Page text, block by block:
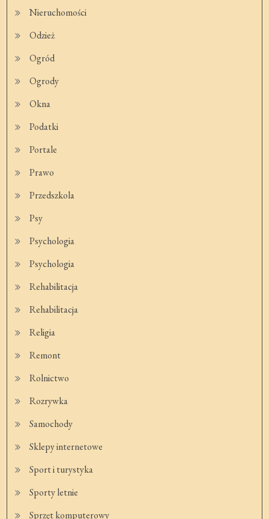
Nieruchomości
Odzież
Ogród
Ogrody
Okna
Podatki
Portale
Prawo
Przedszkola
Psy
Psychologia
Psychologia
Rehabilitacja
Rehabilitacja
Religia
Remont
Rolnictwo
Rozrywka
Samochody
Sklepy internetowe
Sport i turystyka
Sporty letnie
Sprzęt komputerowy